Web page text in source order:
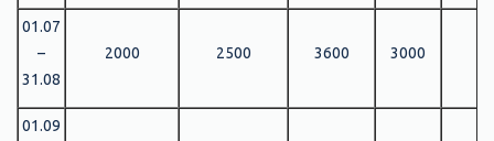
01.07
–
31.08
2000 2500 3600 3000
01.09